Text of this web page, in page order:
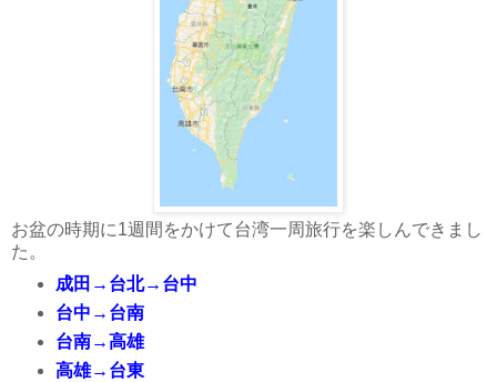
お盆の時期に1週間をかけて台湾一周旅行を楽しんできまし
た。
成田→台北→台中
台中→台南
台南→高雄
高雄→台東